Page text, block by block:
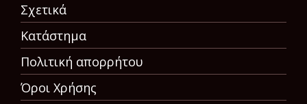
Σχετικά
Κατάστημα
Πολιτική απορρήτου
Όροι Χρήσης